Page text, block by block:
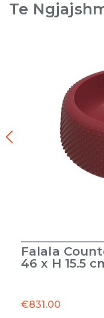
Te
Falala
46 x H 15.5
€831.00